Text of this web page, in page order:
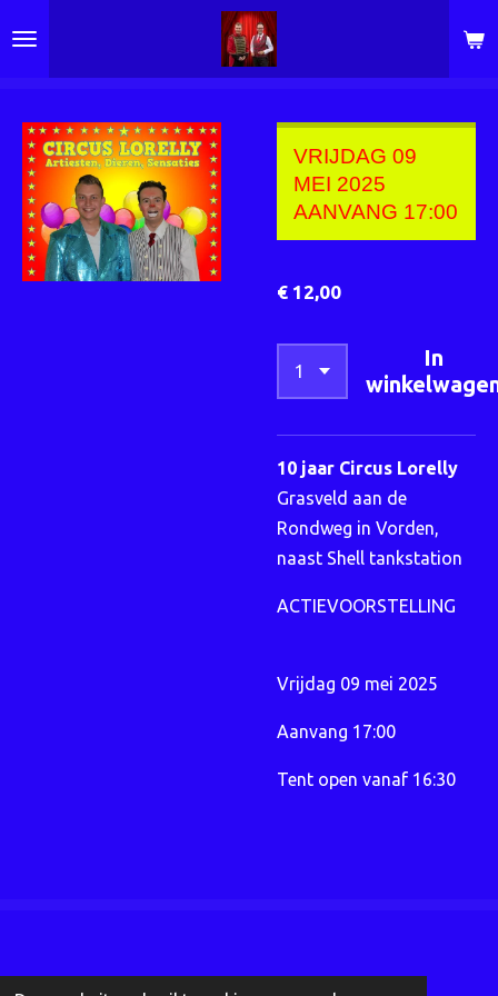
hoofdinhoud
VRIJDAG 09
MEI 2025
AANVANG 17:00
€ 12,00
In
10 jaar Circus Lorelly
Grasveld aan de
Rondweg in Vorden,
naast Shell tankstation
ACTIEVOORSTELLING
Vrijdag 09 mei 2025
Aanvang 17:00
Tent open vanaf 16:30